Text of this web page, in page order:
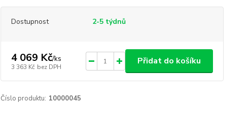
Dostupnost 2-5 týdnů
4 069 Kč/ks
3 363 Kč bez DPH
Přidat do košíku
Číslo produktu: 10000045